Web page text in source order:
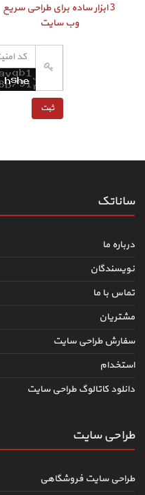
3 ابزار ساده برای طراحی سریع
وب سایت
ساناتک
درباره ما
نویسندگان
تماس با ما
مشتریان
سفارش طراحی سایت
استخدام
دانلود کاتالوگ طراحی سایت
طراحی سایت
طراحی سایت فروشگاهی